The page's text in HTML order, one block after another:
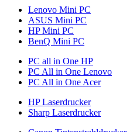
Lenovo Mini PC
ASUS Mini PC
HP Mini PC
BenQ Mini PC
PC all in One HP
PC All in One Lenovo
PC All in One Acer
HP Laserdrucker
Sharp Laserdrucker